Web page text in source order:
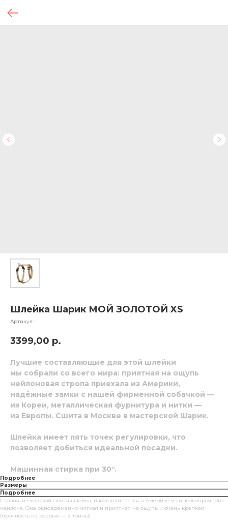
Шлейка Шарик МОЙ ЗОЛОТОЙ XS
Артикул:
3399,00 р.
Лучшие составляющие для этой шлейки
мы собрали со всего мира: приятная на ощупь
нейлоновая стропа приехала из Америки,
надёжные замки с нашей фирменной собачкой —
из Кореи, металлическая фурнитура и нитки —
из Европы. Сшита в Москве в мастерской Шарик.
Шлейка имеет пять точек регулировки, что
позволяет добиться идеальной посадки.
Машинная стирка при 30°.
Подробнее
Размеры
Подробнее
Стропа, из которой сшита шлейка, изготавливается в Америке из высокопрочного
нейлона. Она одновременно мягкая и приятная на ощупь и очень крепкая
(прочность на разрыв — 2 тонны).